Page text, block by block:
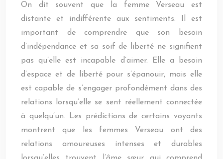
On dit souvent que la femme Verseau est
distante et indifférente aux sentiments. Il est
important de comprendre que son besoin
d’indépendance et sa soif de liberté ne signifient
pas qu’elle est incapable d’aimer. Elle a besoin
d’espace et de liberté pour s’épanouir, mais elle
est capable de s’engager profondément dans des
relations lorsqu’elle se sent réellement connectée
à quelqu’un. Les prédictions de certains voyants
montrent que les femmes Verseau ont des
relations amoureuses intenses et durables